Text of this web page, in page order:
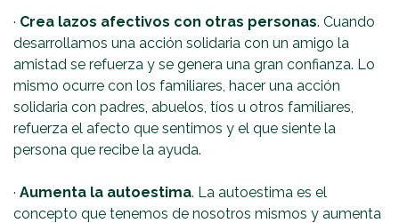
· Crea lazos afectivos con otras personas. Cuando
desarrollamos una acción solidaria con un amigo la
amistad se refuerza y se genera una gran confianza. Lo
mismo ocurre con los familiares, hacer una acción
solidaria con padres, abuelos, tíos u otros familiares,
refuerza el afecto que sentimos y el que siente la
persona que recibe la ayuda.
· Aumenta la autoestima. La autoestima es el
concepto que tenemos de nosotros mismos y aumenta